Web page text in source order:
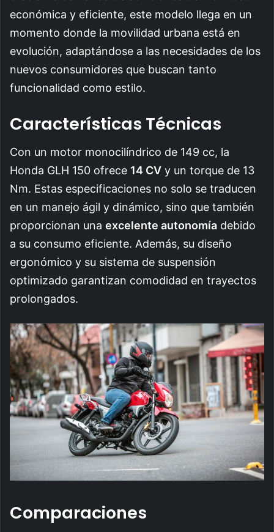
económica y eficiente, este modelo llega en un
momento donde la movilidad urbana está en
evolución, adaptándose a las necesidades de los
nuevos consumidores que buscan tanto
funcionalidad como estilo.
Características Técnicas
Con un motor monocilíndrico de 149 cc, la
Honda GLH 150 ofrece 14 CV y un torque de 13
Nm. Estas especificaciones no solo se traducen
en un manejo ágil y dinámico, sino que también
proporcionan una excelente autonomía debido
a su consumo eficiente. Además, su diseño
ergonómico y su sistema de suspensión
optimizado garantizan comodidad en trayectos
prolongados.
Comparaciones